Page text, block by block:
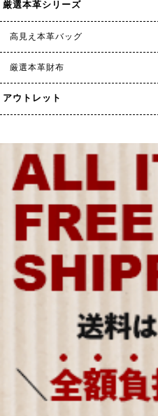
厳選本革シリーズ
高見え本革バッグ
厳選本革財布
アウトレット